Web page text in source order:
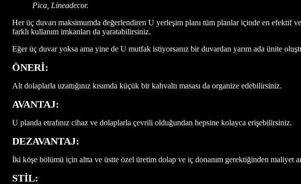
Pica, Lineadecor.
Her üç duvarı maksimumda değerlendiren U yerleşim planı tüm planlar içinde en efektif
farklı kullanım imkanları da yaratabilirsiniz.
Eğer üç duvar yoksa ama yine de U mutfak istiyorsanız bir duvardan yarım ada ünite
ÖNERİ:
Alt dolaplarla uzattığınız kısımda küçük bir kahvaltı masası da organize edebilirsiniz.
AVANTAJ:
U planda etrafınız cihaz ve dolaplarla çevrili olduğundan hepsine kolayca erişebilirsiniz.
DEZAVANTAJ:
İki köşe bölümü için altta ve üstte özel üretim dolap ve iç donanım gerektiğinden maliyet
STİL: